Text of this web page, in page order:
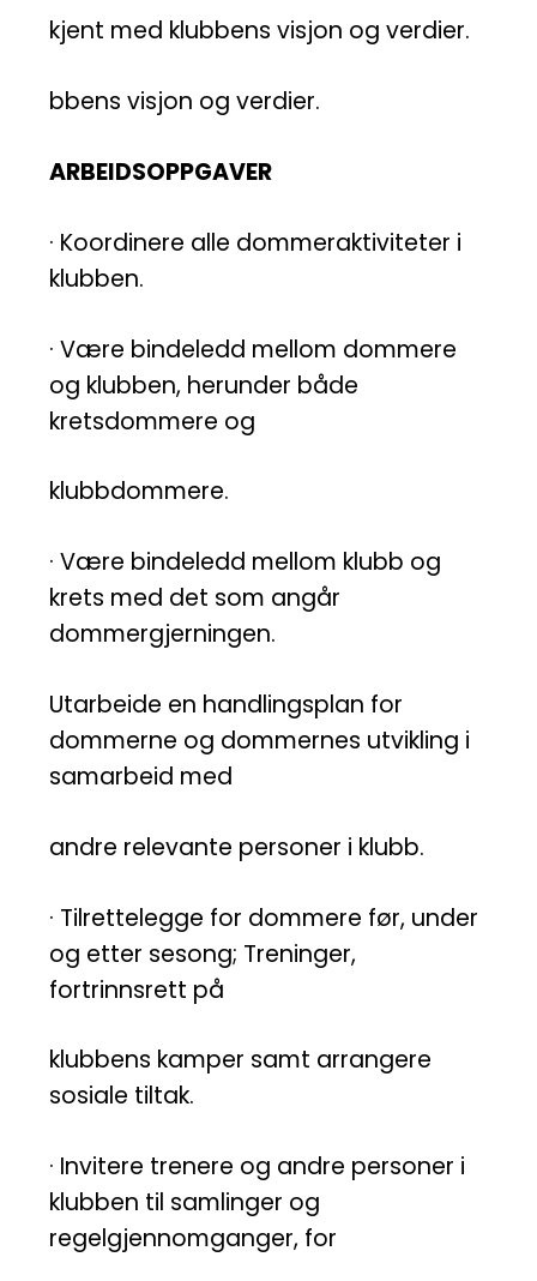
kjent med klubbens visjon og verdier.
bbens visjon og verdier.
ARBEIDSOPPGAVER
· Koordinere alle dommeraktiviteter i
klubben.
· Være bindeledd mellom dommere
og klubben, herunder både
kretsdommere og
klubbdommere.
· Være bindeledd mellom klubb og
krets med det som angår
dommergjerningen.
Utarbeide en handlingsplan for
dommerne og dommernes utvikling i
samarbeid med
andre relevante personer i klubb.
· Tilrettelegge for dommere før, under
og etter sesong; Treninger,
fortrinnsrett på
klubbens kamper samt arrangere
sosiale tiltak.
· Invitere trenere og andre personer i
klubben til samlinger og
regelgjennomganger, for